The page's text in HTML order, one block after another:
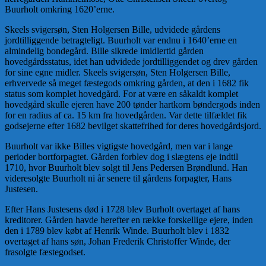
Buurholt omkring 1620’erne.
Skeels svigersøn, Sten Holgersen Bille, udvidede gårdens
jordtilliggende betragteligt. Buurholt var endnu i 1640’erne en
almindelig bondegård. Bille sikrede imidlertid gården
hovedgårdsstatus, idet han udvidede jordtilliggendet og drev gården
for sine egne midler. Skeels svigersøn, Sten Holgersen Bille,
erhvervede så meget fæstegods omkring gården, at den i 1682 fik
status som komplet hovedgård. For at være en såkaldt komplet
hovedgård skulle ejeren have 200 tønder hartkorn bøndergods inden
for en radius af ca. 15 km fra hovedgården. Var dette tilfældet fik
godsejerne efter 1682 bevilget skattefrihed for deres hovedgårdsjord.
Buurholt var ikke Billes vigtigste hovedgård, men var i lange
perioder bortforpagtet. Gården forblev dog i slægtens eje indtil
1710, hvor Buurholt blev solgt til Jens Pedersen Brøndlund. Han
videresolgte Buurholt ni år senere til gårdens forpagter, Hans
Justesen.
Efter Hans Justesens død i 1728 blev Burholt overtaget af hans
kreditorer. Gården havde herefter en række forskellige ejere, inden
den i 1789 blev købt af Henrik Winde. Buurholt blev i 1832
overtaget af hans søn, Johan Frederik Christoffer Winde, der
frasolgte fæstegodset.